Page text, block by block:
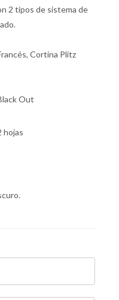
2 tipos de sistema de
Cortina Plitz
Out
hojas